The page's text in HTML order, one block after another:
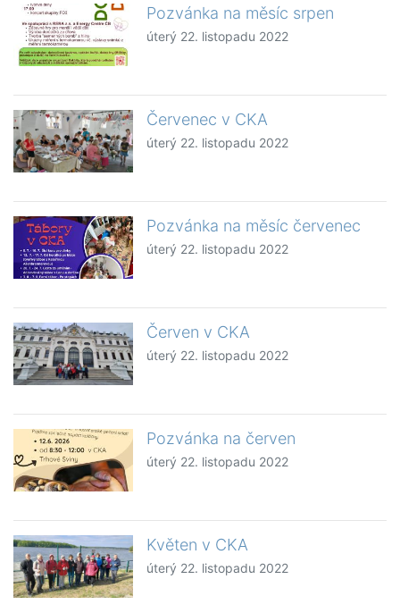
Pozvánka na měsíc srpen
úterý 22. listopadu 2022
Červenec v CKA
úterý 22. listopadu 2022
Pozvánka na měsíc červenec
úterý 22. listopadu 2022
Červen v CKA
úterý 22. listopadu 2022
Pozvánka na červen
úterý 22. listopadu 2022
Květen v CKA
úterý 22. listopadu 2022